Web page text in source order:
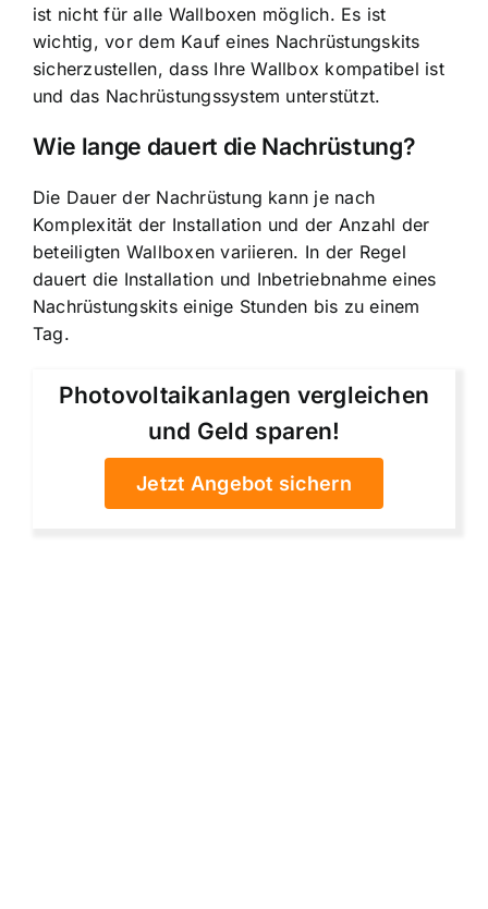
ist nicht für alle Wallboxen möglich. Es ist
wichtig, vor dem Kauf eines Nachrüstungskits
sicherzustellen, dass Ihre Wallbox kompatibel ist
und das Nachrüstungssystem unterstützt.
Wie lange dauert die Nachrüstung?
Die Dauer der Nachrüstung kann je nach
Komplexität der Installation und der Anzahl der
beteiligten Wallboxen variieren. In der Regel
dauert die Installation und Inbetriebnahme eines
Nachrüstungskits einige Stunden bis zu einem
Tag.
Photovoltaikanlagen vergleichen
und Geld sparen!
Jetzt Angebot sichern